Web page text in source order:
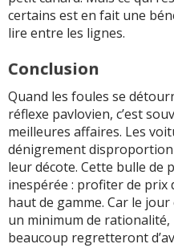
certains est en fait une
lire entre les lignes.
Conclusion
Quand les foules se
réflexe pavlovien, c’est
meilleures affaires. Les
dénigrement
leur décote. Cette bulle de
inespérée : profiter de prix
haut de gamme. Car le
un minimum de
beaucoup regretteront